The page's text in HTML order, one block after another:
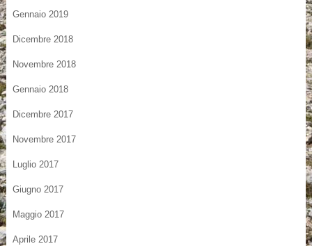
Gennaio 2019
Dicembre 2018
Novembre 2018
Gennaio 2018
Dicembre 2017
Novembre 2017
Luglio 2017
Giugno 2017
Maggio 2017
Aprile 2017